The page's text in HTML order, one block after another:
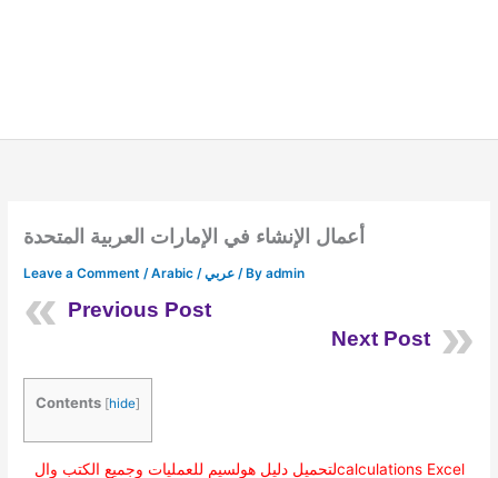
أعمال الإنشاء في الإمارات العربية المتحدة
Leave a Comment / Arabic / عربي / Byadmin
Previous Post
Next Post
Contents [hide]
لتحميل دليل هولسيم للعمليات وجميع الكتب والcalculations Excel